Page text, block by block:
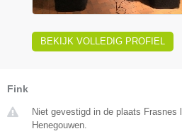
BEKIJK VOLLEDIG PROFIEL
Fink
Niet gevestigd in de plaats
Henegouwen.